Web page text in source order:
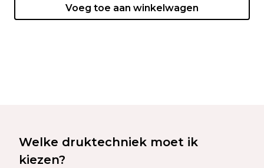
Voeg toe aan winkelwagen
Welke druktechniek moet ik
kiezen?